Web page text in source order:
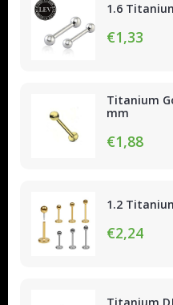
1.6
€1,33
Titanium
mm
€1,88
1.2
€2,24